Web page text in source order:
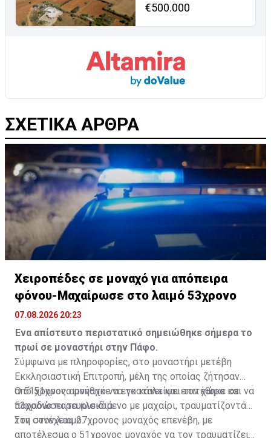
€500.000
ΣΧΕΤΙΚΑ ΑΡΘΡΑ
Χειροπέδες σε μοναχό για απόπειρα
φόνου-Μαχαίρωσε στο λαιμό 53χρονο
07.08.2026 20:23
Ένα απίστευτο περιστατικό σημειώθηκε σήμερα το
πρωί σε μοναστήρι στην Πάφο.
Σύμφωνα με πληροφορίες, στο μοναστήρι μετέβη
Εκκλησιαστική Επιτροπή, μέλη της οποίας ζήτησαν
από 51χρονο μοναχό να εγκαταλείψει τον χώρο και να
παραδώσει τα κλειδιά.
Ο 51χρονος αρνήθηκε να το κάνει και επιτέθηκε σε
53χρονο παρευρισκόμενο με μαχαίρι, τραυματίζοντάς
τον στον λαιμό.
Στη συνέχεια, 27χρονος μοναχός επενέβη, με
αποτέλεσμα ο 51χρονος μοναχός να τον τραυματίζει